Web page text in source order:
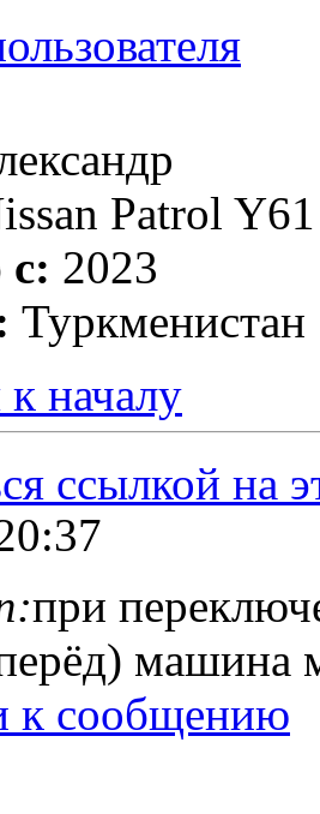
Patrol
2023
Туркменистан
началу
при
машина
к сообщению